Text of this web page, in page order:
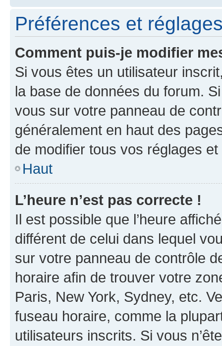
Préférences et
Comment puis-je modifier
Si vous êtes un utilisateur
la base de données du forum.
vous sur votre panneau de
généralement en haut des
de modifier tous vos réglages
Haut
L’heure n’est pas correcte !
Il est possible que l’heure
différent de celui dans lequel
sur votre panneau de contrôle
horaire afin de trouver votre
Paris, New York, Sydney, etc.
fuseau horaire, comme la
utilisateurs inscrits. Si vous